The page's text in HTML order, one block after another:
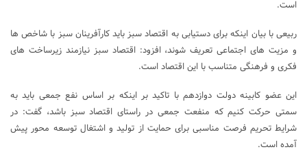
است.
ربیعی با بیان اینکه برای دستیابی به اقتصاد سبز باید کارآفرینان سبز با شاخص ها
و مزیت های اجتماعی تعریف شوند، افزود: اقتصاد سبز نیازمند زیرساخت های
فکری و فرهنگی متناسب با این اقتصاد است.
این عضو کابینه دولت دوازدهم با تاکید بر اینکه بر اساس نفع جمعی باید به
سمتی حرکت کنیم که منفعت جمعی در راستای اقتصاد سبز باشد، گفت: در
شرایط تحریم فرصت مناسبی برای حمایت از تولید و اشتغال توسعه محور پیش
آمده است.